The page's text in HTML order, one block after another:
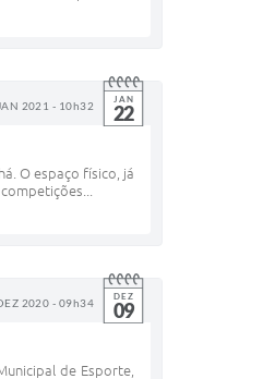
2021 - 10h32 JAN
22
O espaço físico, já
2020 - 09h34 DEZ
09
de Esporte,